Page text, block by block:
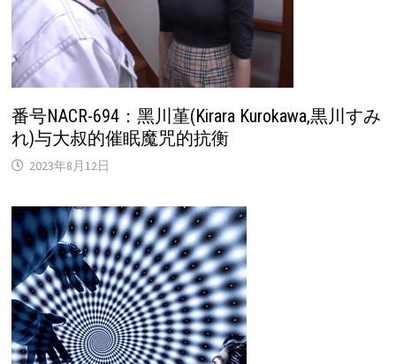
番号NACR-694：黑川堇(Kirara Kurokawa,黒川すみ
れ)与大叔的催眠魔咒的抗衡
2023年8月12日